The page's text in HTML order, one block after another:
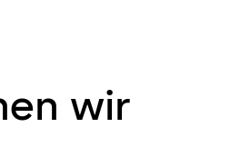
wir